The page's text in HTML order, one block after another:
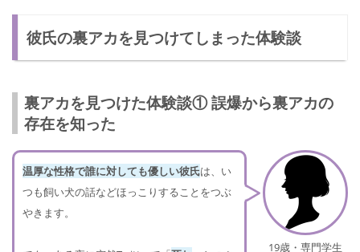
彼氏の裏アカを見つけてしまった体験談
裏アカを見つけた体験談① 誤爆から裏アカの
存在を知った
19歳・専門学生
温厚な性格で誰に対しても優しい彼氏は、い
つも飼い犬の話などほっこりすることをつぶ
やきます。